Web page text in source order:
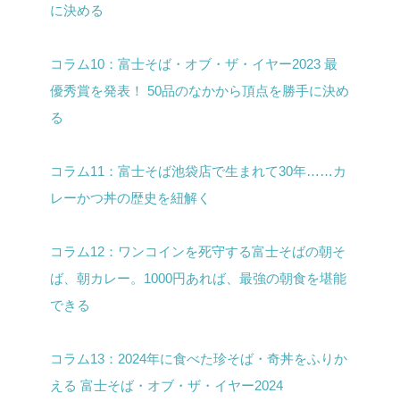
に決める
コラム10：富士そば・オブ・ザ・イヤー2023 最
優秀賞を発表！ 50品のなかから頂点を勝手に決め
る
コラム11： 富士そば池袋店で生まれて30年……カ
レーかつ丼の歴史を紐解く
コラム12：ワンコインを死守する富士そばの朝そ
ば、朝カレー。1000円あれば、最強の朝食を堪能
できる
コラム13：2024年に食べた珍そば・奇丼をふりか
える 富士そば・オブ・ザ・イヤー2024